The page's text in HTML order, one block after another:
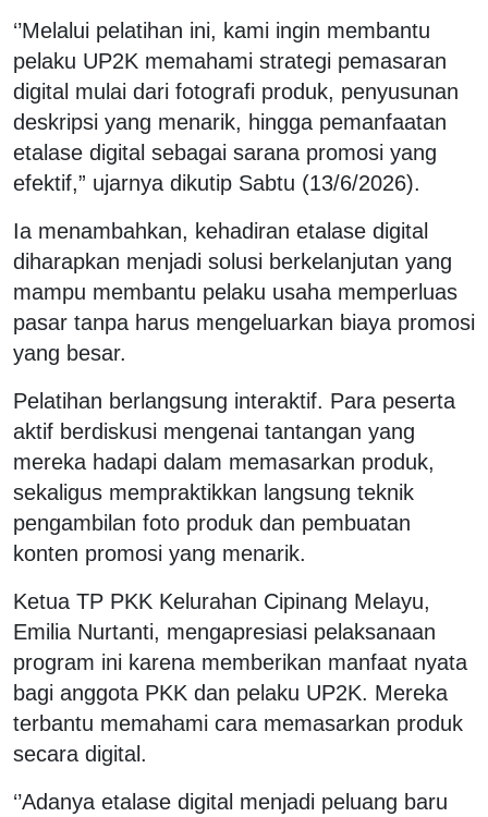
‘’Melalui pelatihan ini, kami ingin membantu
pelaku UP2K memahami strategi pemasaran
digital mulai dari fotografi produk, penyusunan
deskripsi yang menarik, hingga pemanfaatan
etalase digital sebagai sarana promosi yang
efektif,” ujarnya dikutip Sabtu (13/6/2026).
Ia menambahkan, kehadiran etalase digital
diharapkan menjadi solusi berkelanjutan yang
mampu membantu pelaku usaha memperluas
pasar tanpa harus mengeluarkan biaya promosi
yang besar.
Pelatihan berlangsung interaktif. Para peserta
aktif berdiskusi mengenai tantangan yang
mereka hadapi dalam memasarkan produk,
sekaligus mempraktikkan langsung teknik
pengambilan foto produk dan pembuatan
konten promosi yang menarik.
Ketua TP PKK Kelurahan Cipinang Melayu,
Emilia Nurtanti, mengapresiasi pelaksanaan
program ini karena memberikan manfaat nyata
bagi anggota PKK dan pelaku UP2K. Mereka
terbantu memahami cara memasarkan produk
secara digital.
‘’Adanya etalase digital menjadi peluang baru